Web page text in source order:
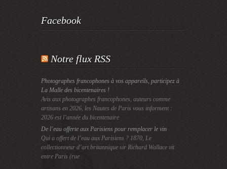
Facebook
Notre flux RSS
Photographes francophones à vos appareils, participez à
La Malle des bicentenaires !
Avis aux photographes francophones, auteurs comme
artisans en 2026, les Nautes de Paris vous informent :
2026 est l’année du bicentenaire
De l’eau offerte aux Parisiens pour remplacer le vin
Qui a offert de l’eau aux Parisiens ? 1870, Le
collectionneur d’art britannique sir Richard Wallace vit
entre Paris (rue